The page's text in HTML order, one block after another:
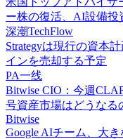
ー株の復活、AI設備投
深潮TechFlow
Strategyは現行の資本
インを売却する予定
PA一线
Bitwise CIO：今週
号資産市場はどうなる
Bitwise
Google AIチーム、大